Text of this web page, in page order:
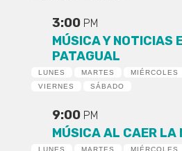
3:00 PM
MÚSICA Y NOTICIAS
PATAGUAL
LUNES MARTES MIÉRCOLES
VIERNES
SÁBADO
9:00 PM
MÚSICA AL CAER LA
LUNES MARTES MIÉRCOLES